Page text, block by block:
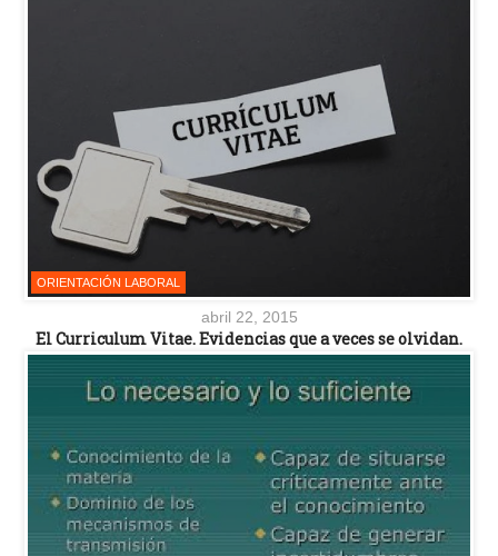
ORIENTACIÓN LABORAL
abril 22, 2015
El Curriculum Vitae. Evidencias que a veces se olvidan.